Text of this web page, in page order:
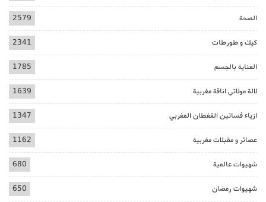
الصحة 2579
كيك و طورطات 2341
العناية بالجسم 1785
لالة مولاتي اناقة مغربية 1639
ازياء فساتين القفطان المغربي 1347
عصائر و مقبلات مغربية 1162
شهيوات عالمية 680
شهيوات رمضان 650